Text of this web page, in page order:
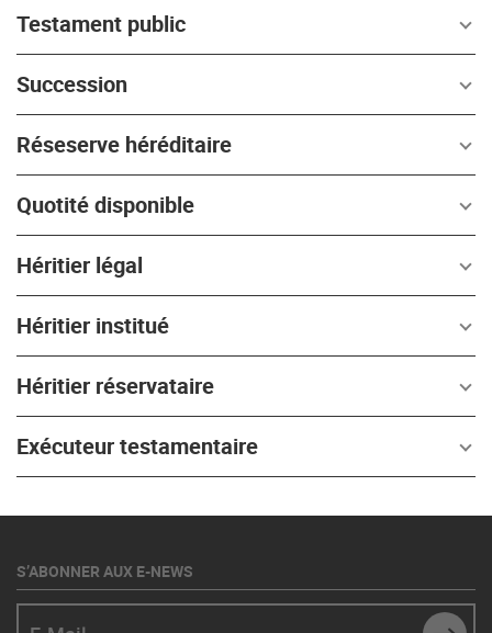
Testament public
Succession
Réseserve héréditaire
Quotité disponible
Héritier légal
Héritier institué
Héritier réservataire
Exécuteur testamentaire
S’ABONNER AUX E-NEWS